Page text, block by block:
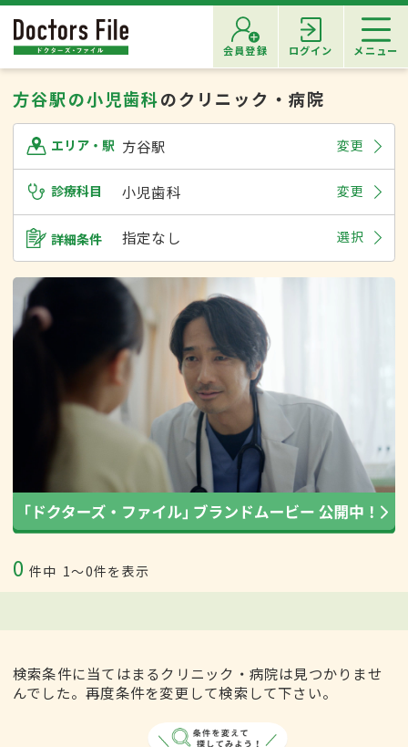
会員登録 ログイン メニュー
方谷駅の小児歯科のクリニック・病院
エリア・駅 方谷駅 変更
診療科目 小児歯科 変更
詳細条件 指定なし 選択
0 件中 1〜0件を表示
検索条件に当てはまるクリニック・病院は見つかりませ
んでした。再度条件を変更して検索して下さい。